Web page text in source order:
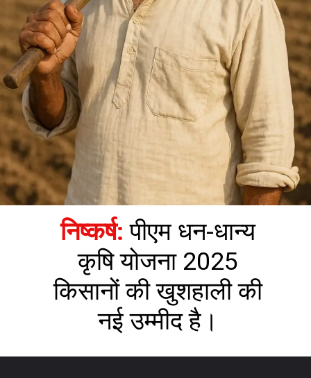
निष्कर्ष: पीएम धन-धान्य
कृषि योजना 2025
किसानों की खुशहाली की
नई उम्मीद है।